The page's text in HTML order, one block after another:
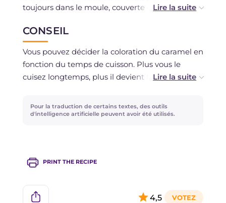
toujours dans le moule, couverte de film
décorée au moment de servir. Le dessert ne
doit pas être congelé.
CONSEIL
Vous pouvez décider la coloration du caramel en
fonction du temps de cuisson. Plus vous le
cuisez longtemps, plus il devient foncé, mais
clair et délicat. Si vous n'avez pas de doseur,
utilisez sans problème une louche ; vous pouvez
Pour la traduction de certains textes, des outils
d'intelligence artificielle peuvent avoir été utilisés.
PRINT THE RECIPE
4,5